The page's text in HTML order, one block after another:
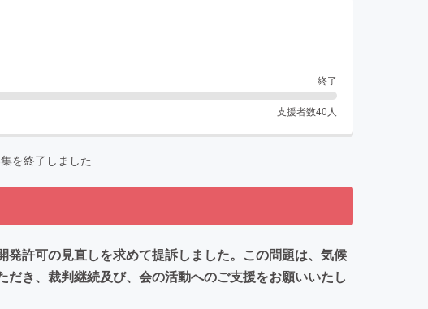
終了
支援者数40人
を終了しました
許可の見直しを求めて提訴しました。この問題は、気候
き、裁判継続及び、会の活動へのご支援をお願いいたし